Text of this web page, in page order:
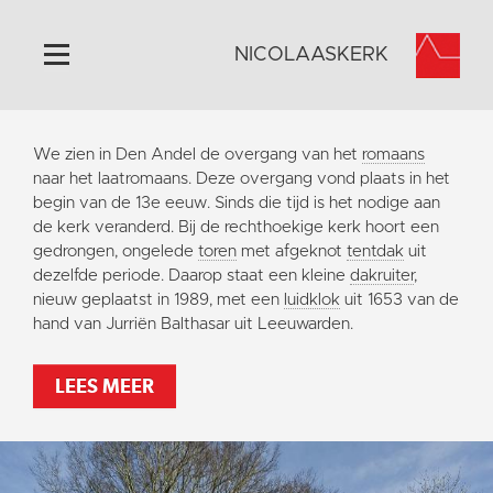
Home
Algemeen
Historie
Omgeving
Activiteiten
Steun ons
Contact
Vaktaal
NICOLAASKERK
We zien in Den Andel de overgang van het romaans
naar het laatromaans. Deze overgang vond plaats in het
begin van de 13e eeuw. Sinds die tijd is het nodige aan
de kerk veranderd. Bij de rechthoekige kerk hoort een
gedrongen, ongelede toren met afgeknot tentdak uit
dezelfde periode. Daarop staat een kleine dakruiter,
nieuw geplaatst in 1989, met een luidklok uit 1653 van de
hand van Jurriën Balthasar uit Leeuwarden.
LEES MEER